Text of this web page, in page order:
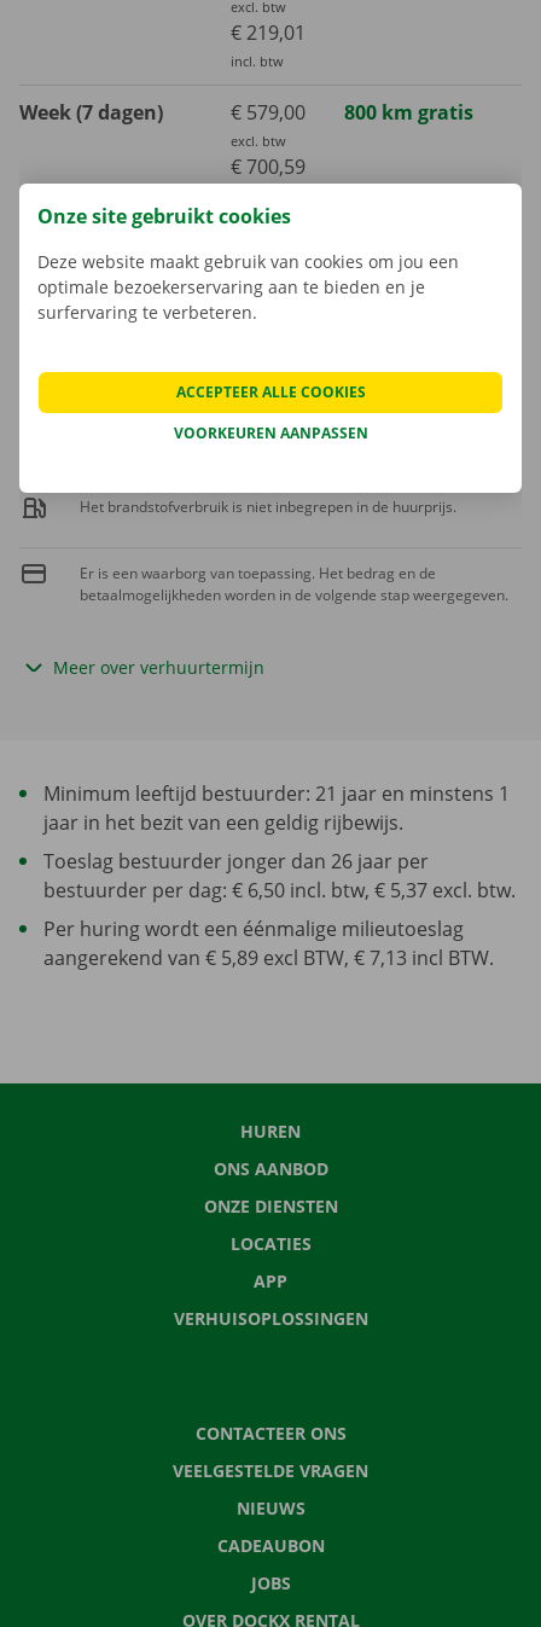
excl. btw
€ 219,01
incl. btw
Week (7 dagen) € 579,00
excl. btw
€ 700,59
800 km gratis
€ 1732,72
Extra kilometer
€ 0,30
Het brandstofverbruik is niet inbegrepen in de huurprijs.
Er is een waarborg van toepassing. Het bedrag en de
betaalmogelijkheden worden in de volgende stap weergegeven.
Meer over verhuurtermijn
Minimum leeftijd bestuurder: 21 jaar en minstens 1
jaar in het bezit van een geldig rijbewijs.
Toeslag bestuurder jonger dan 26 jaar per
bestuurder per dag: € 6,50 incl. btw, € 5,37 excl. btw.
Per huring wordt een éénmalige milieutoeslag
aangerekend van € 5,89 excl BTW, € 7,13 incl BTW.
HUREN
ONS AANBOD
ONZE DIENSTEN
LOCATIES
APP
VERHUISOPLOSSINGEN
CONTACTEER ONS
VEELGESTELDE VRAGEN
NIEUWS
CADEAUBON
JOBS
OVER DOCKX RENTAL
Onze site gebruikt cookies
Deze website maakt gebruik van cookies om jou een
optimale bezoekerservaring aan te bieden en je
surfervaring te verbeteren.
VOORKEUREN AANPASSEN
ACCEPTEER ALLE COOKIES